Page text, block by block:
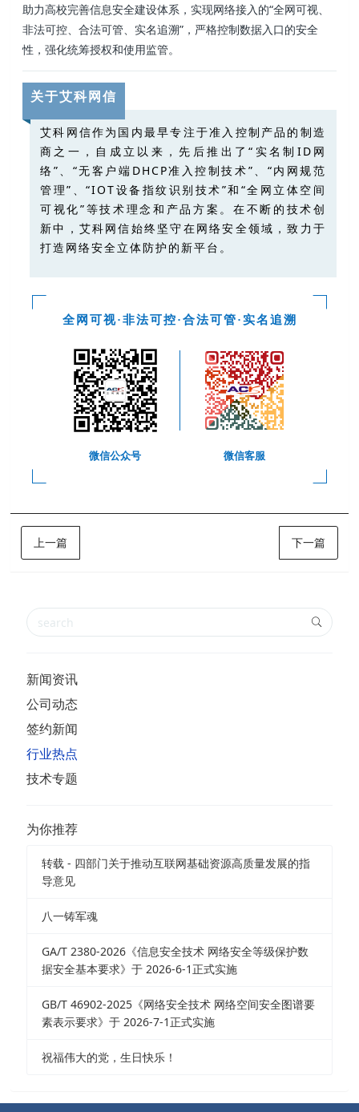
助力高校完善信息安全建设体系，实现网络接入的“全网可视、
非法可控、合法可管、实名追溯”，严格控制数据入口的安全
性，强化统筹授权和使用监管。
关于艾科网信
艾科网信作为国内最早专注于准入控制产品的制造
商之一，自成立以来，先后推出了“实名制ID网
络”、“无客户端DHCP准入控制技术”、“内网规范
管理”、“IOT设备指纹识别技术”和“全网立体空间
可视化”等技术理念和产品方案。 在不断的技术创
新中，艾科网信始终坚守在网络安全领域，致力于
打造网络安全立体防护的新平台。
全网可视·非法可控·合法可管·实名追溯
微信公众号 微信客服
上一篇 下一篇
新闻资讯
公司动态
签约新闻
行业热点
技术专题
为你推荐
转载 - 四部门关于推动互联网基础资源高质量发展的指
导意见
八一铸军魂
GA/T 2380-2026《信息安全技术 网络安全等级保护数
据安全基本要求》于 2026-6-1正式实施
GB/T 46902-2025《网络安全技术 网络空间安全图谱要
素表示要求》于 2026-7-1正式实施
祝福伟大的党，生日快乐！